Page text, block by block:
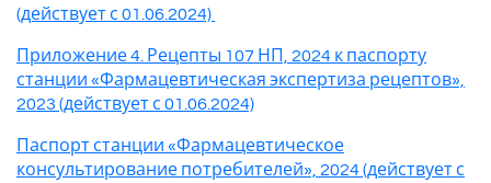
(действует с 01.06.2024)
Приложение 4. Рецепты 107 НП, 2024 к паспорту
станции «Фармацевтическая экспертиза рецептов»,
2023 (действует с 01.06.2024)
Паспорт станции «Фармацевтическое
консультирование потребителей», 2024 (действует с